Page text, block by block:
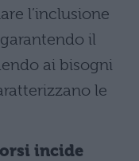
l’inclusione
il
ai bisogni
le
incide